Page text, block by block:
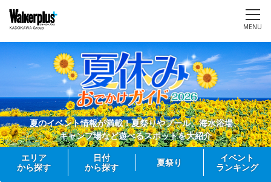
MENU
夏のイベント情報が満載！夏祭りやプール、海水浴場、
キャンプ場など遊べるスポットを大紹介
エリア
から探す
日付
から探す
夏祭り
イベント
ランキング